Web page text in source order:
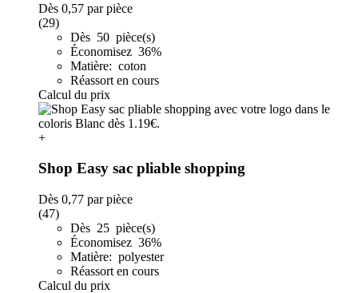
Dès 0,57 par pièce
(29)
Dès 50 pièce(s)
Économisez 36%
Matière: coton
Réassort en cours
Calcul du prix
+
Shop Easy sac pliable shopping
Dès 0,77 par pièce
(47)
Dès 25 pièce(s)
Économisez 36%
Matière: polyester
Réassort en cours
Calcul du prix